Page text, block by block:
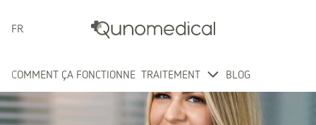
FRANÇAIS
COMMENT ÇA FONCTIONNE TRAITEMENT BLOG